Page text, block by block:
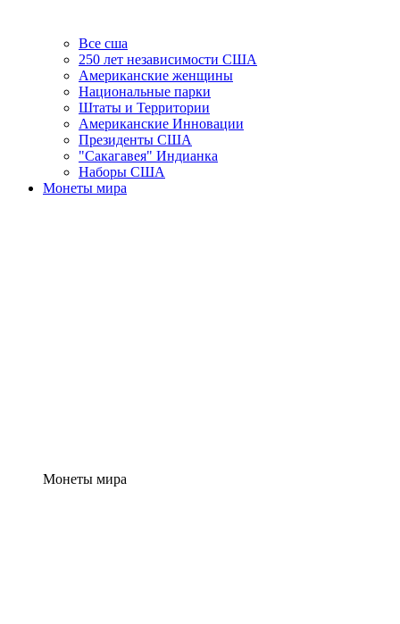
Все сша
250 лет независимости США
Американские женщины
Национальные парки
Штаты и Территории
Американские Инновации
Президенты США
"Сакагавея" Индианка
Наборы США
Монеты мира
Монеты мира